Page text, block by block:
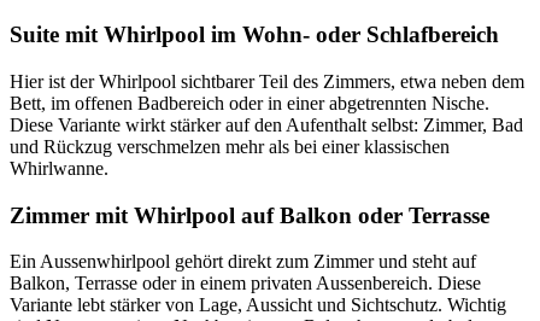
Suite mit Whirlpool im Wohn- oder Schlafbereich
Hier ist der Whirlpool sichtbarer Teil des Zimmers, etwa neben dem
Bett, im offenen Badbereich oder in einer abgetrennten Nische.
Diese Variante wirkt stärker auf den Aufenthalt selbst: Zimmer, Bad
und Rückzug verschmelzen mehr als bei einer klassischen
Whirlwanne.
Zimmer mit Whirlpool auf Balkon oder Terrasse
Ein Aussenwhirlpool gehört direkt zum Zimmer und steht auf
Balkon, Terrasse oder in einem privaten Aussenbereich. Diese
Variante lebt stärker von Lage, Aussicht und Sichtschutz. Wichtig